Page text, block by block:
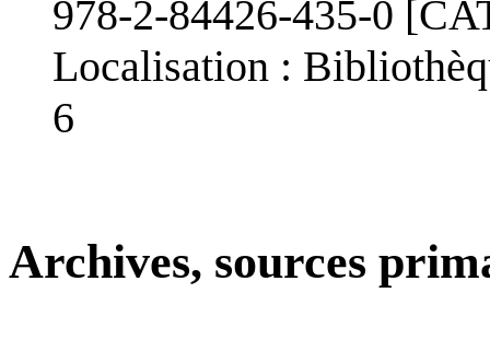
978-2-84426-435-0
Localisation :
6
Archives, sources